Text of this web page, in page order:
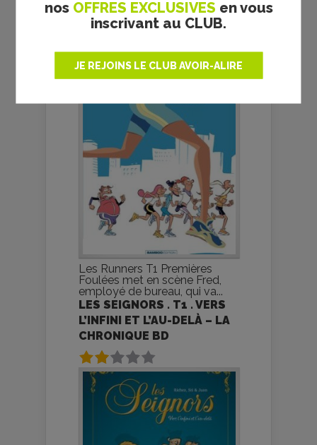
nos OFFRES EXCLUSIVES en vous
inscrivant au CLUB.
JE REJOINS LE CLUB AVOIR-ALIRE
PREMIÈRES FOULÉES – LA
CHRONIQUE BD
Les Runners T1 Premières
Foulées met en scène Fred,
employé de bureau, qui va...
LES SEIGNORS . T1 . VERS
L’INFINI ET L’AU-DELÀ – LA
CHRONIQUE BD